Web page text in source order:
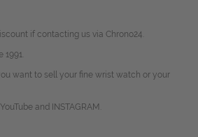
if contacting us via Chrono24.
want to sell your fine wrist watch or your
and INSTAGRAM.